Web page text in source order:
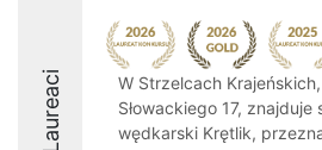
Laureaci
W Strzelcach
Słowackiego 17, znajduje
wędkarski Krętlik,